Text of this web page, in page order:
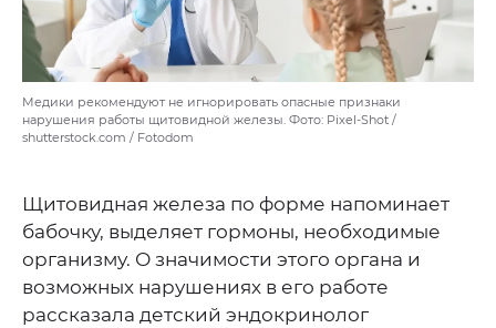
Медики рекомендуют не игнорировать опасные признаки
нарушения работы щитовидной железы. Фото: Pixel-Shot /
shutterstock.com / Fotodom
Щитовидная железа по форме напоминает
бабочку, выделяет гормоны, необходимые
организму. О значимости этого органа и
возможных нарушениях в его работе
рассказала детский эндокринолог